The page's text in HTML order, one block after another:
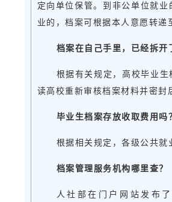
定向单位保管。到非公单位就
业的，档案可根据本人意愿转
档案在自己手里，已经拆开
根据有关规定，高校毕业
读高校重新审核档案材料并密封
毕业生档案存放收取费用吗
根据相关规定，各级公共
档案管理服务机构哪里查？
人社部在门户网站发布